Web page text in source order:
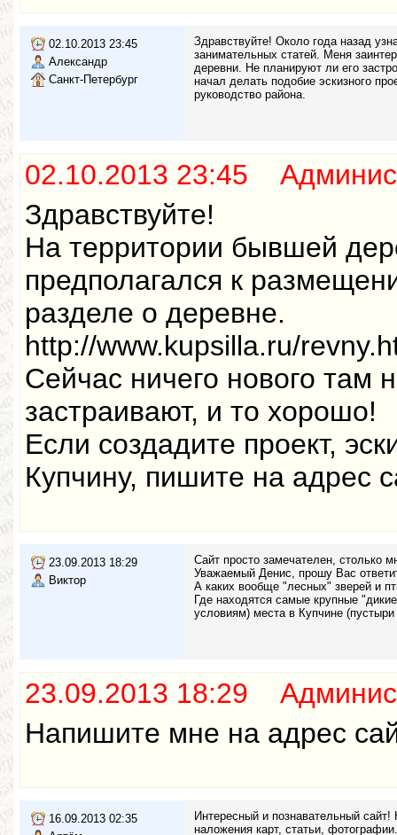
02.10.2013 23:45
Александр
Санкт-Петербург
Здравствуйте! Около года назад
занимательных статей. Меня
деревни. Не планируют ли его
начал делать подобие эскизного
руководство района.
02.10.2013 23:45
Здравствуйте!
На территории бывшей
предполагался к
разделе о деревне.
http://www.kupsilla.ru/
Сейчас ничего нового там
застраивают, и то хорошо!
Если создадите проект,
Купчину, пишите на адрес
23.09.2013 18:29
Виктор
Сайт просто замечателен, столько
Уважаемый Денис, прошу Вас
А каких вообще "лесных" зверей и
Где находятся самые крупные
условиям) места в Купчине (пустыри
23.09.2013 18:29
Напишите мне на адрес
16.09.2013 02:35
Интересный и познавательный
наложения карт, статьи,